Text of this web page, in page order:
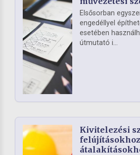
Elsősorban
engedéllyel
esetében
útmutató i...
Kivitelezési